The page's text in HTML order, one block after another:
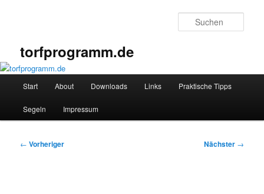
torfprogramm.de
Start About Downloads Links Praktische Tipps
Segeln Impressum
Beitragsnavigation
← Vorheriger Nächster →